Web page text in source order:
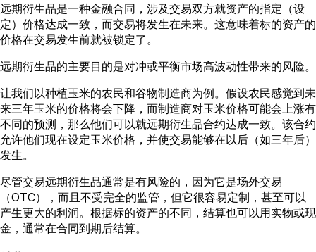
远期衍生品是一种金融合同，涉及交易双方就资产的指定（设
定）价格达成一致，而交易将发生在未来。这意味着标的资产的
价格在交易发生前就被锁定了。
远期衍生品的主要目的是对冲或平衡市场高波动性带来的风险。
让我们以种植玉米的农民和谷物制造商为例。假设农民感觉到未
来三年玉米的价格将会下降，而制造商对玉米价格可能会上涨有
不同的预测，那么他们可以就远期衍生品合约达成一致。该合约
允许他们现在设定玉米价格，并使交易能够在以后（如三年后）
发生。
尽管交易远期衍生品通常是有风险的，因为它是场外交易
（OTC），而且不受完全的监管，但它很容易定制，甚至可以
产生更大的利润。根据标的资产的不同，结算也可以用实物或现
金，通常在合同到期后结算。